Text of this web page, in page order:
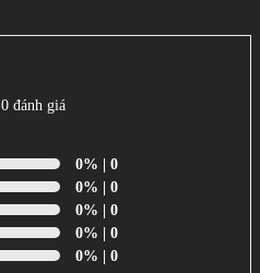
0 đánh giá
0% | 0
0% | 0
0% | 0
0% | 0
0% | 0